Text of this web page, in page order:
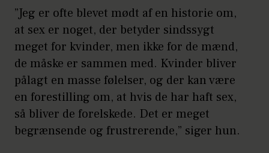
”Jeg er ofte blevet mødt af en historie om,
at sex er noget, der betyder sindssygt
meget for kvinder, men ikke for de mænd,
de måske er sammen med. Kvinder bliver
pålagt en masse følelser, og der kan være
en forestilling om, at hvis de har haft sex,
så bliver de forelskede. Det er meget
begrænsende og frustrerende,” siger hun.